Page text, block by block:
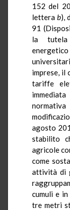
152 del
lettera b),
91
la tutela
imprese, il
tariffe
agosto
stabilito
agricole
come
attività di
cumuli e
tre metri